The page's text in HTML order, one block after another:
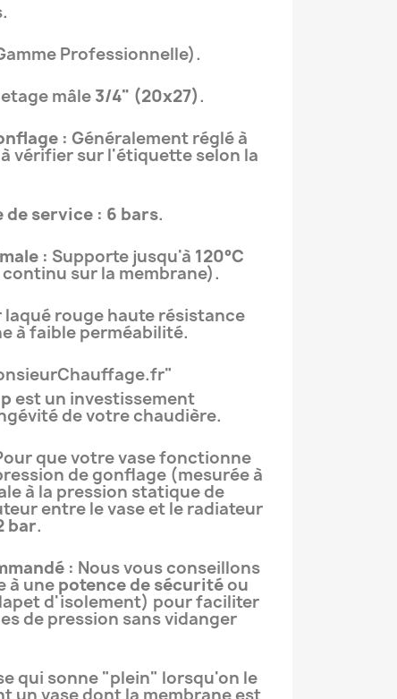
Professionnelle).
mâle 3/4" (20x27).
: Généralement réglé à
vérifier sur l'étiquette selon la
de service : 6 bars.
: Supporte jusqu'à 120°C
sur la membrane).
laqué rouge haute résistance
à faible perméabilité.
est un investissement
de votre chaudière.
que votre vase fonctionne
de gonflage (mesurée à
à la pression statique de
entre le vase et le radiateur
bar.
: Nous vous conseillons
à une potence de sécurité ou
d'isolement) pour faciliter
de pression sans vidanger
qui sonne "plein" lorsqu'on le